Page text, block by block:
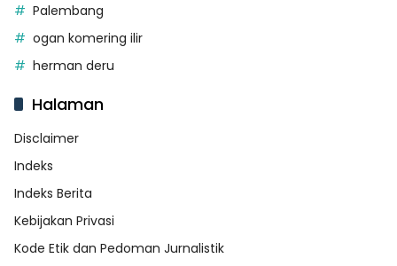
Palembang
ogan komering ilir
herman deru
Halaman
Disclaimer
Indeks
Indeks Berita
Kebijakan Privasi
Kode Etik dan Pedoman Jurnalistik